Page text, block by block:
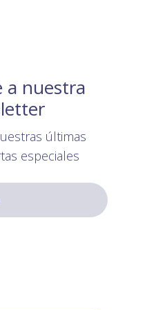
a nuestra
últimas
especiales